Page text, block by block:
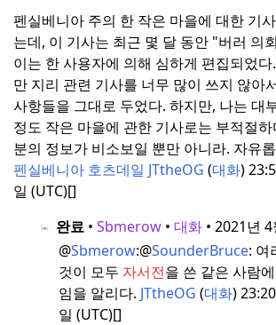
펜실베니아 주의 한 작은 마을에 대한 기
는데, 이 기사는 최근 몇 달 동안 "버러 의
이는 한 사용자에 의해 심하게 편집되었다.
만 지리 관련 기사를 너무 많이 쓰지 않아
사항들을 그대로 두었다. 하지만, 나는 대
정도 작은 마을에 관한 기사로는 부적절
분의 정보가 비소보일 뿐만 아니라. 자유
펜실베니아 호츠데일 JTtheOG (대화)
일 (UTC)[]
완료• Sbmerow• 대화• 2021년 4
@Sbmerow:@SounderBruce: 여
것이 모두 자서전을 쓴 같은 사람
임을 알리다. JTtheOG (대화)
일 (UTC)[]